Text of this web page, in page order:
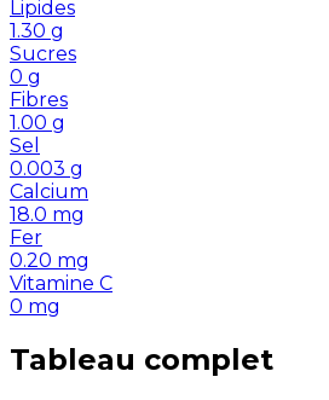
Lipides
1.30 g
Sucres
0 g
Fibres
1.00 g
Sel
0.003 g
Calcium
18.0 mg
Fer
0.20 mg
Vitamine C
0 mg
Tableau complet